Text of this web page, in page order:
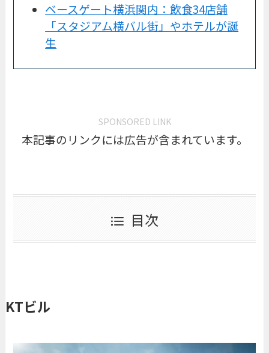
ベースゲート横浜関内：飲食34店舗
「スタジアム横バル街」やホテルが誕
生
SPONSORED LINK
本記事のリンクには広告が含まれています。
目次
KTビル